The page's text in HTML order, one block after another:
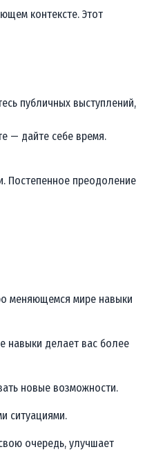
контексте. Этот
публичных выступлений,
— дайте себе время.
Постепенное преодоление
меняющемся мире навыки
навыки делает вас более
новые возможности.
ситуациями.
очередь, улучшает